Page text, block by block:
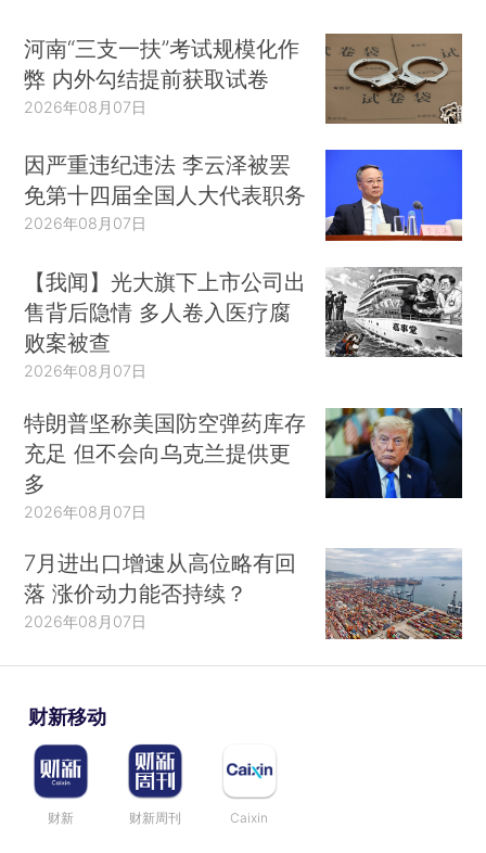
河南“三支一扶”考试规模化作
弊 内外勾结提前获取试卷
2026年08月07日
因严重违纪违法 李云泽被罢
免第十四届全国人大代表职务
2026年08月07日
【我闻】光大旗下上市公司出
售背后隐情 多人卷入医疗腐
败案被查
2026年08月07日
特朗普坚称美国防空弹药库存
充足 但不会向乌克兰提供更
多
2026年08月07日
7月进出口增速从高位略有回
落 涨价动力能否持续？
2026年08月07日
财新移动
财新 财新周刊 Caixin